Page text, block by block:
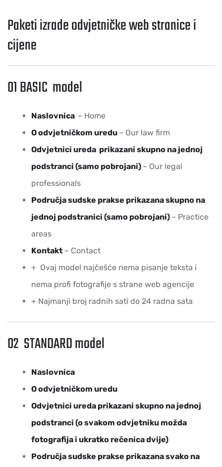
Paketi izrade odvjetničke web stranice i
cijene
01 BASIC model
Naslovnica – Home
O odvjetničkom uredu – Our law firm
Odvjetnici ureda prikazani skupno na jednoj
podstranci (samo pobrojani) – Our legal
professionals
Područja sudske prakse prikazana skupno na
jednoj podstranici (samo pobrojani) – Practice
areas
Kontakt – Contact
+ Ovaj model najčešće nema pisanje teksta i
nema profi fotografije s strane web agencije
+ Najmanji broj radnih sati do 24 radna sata
02 STANDARD model
Naslovnica
O odvjetničkom uredu
Odvjetnici ureda prikazani skupno na jednoj
podstranci (o svakom odvjetniku možda
fotografija i ukratko rečenica dvije)
Područja sudske prakse prikazana svako na